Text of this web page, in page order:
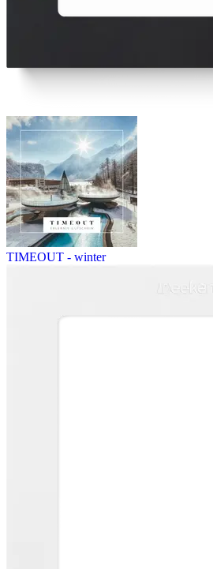
TIMEOUT - winter